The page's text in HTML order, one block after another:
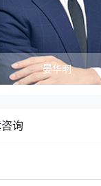
晏华明
询